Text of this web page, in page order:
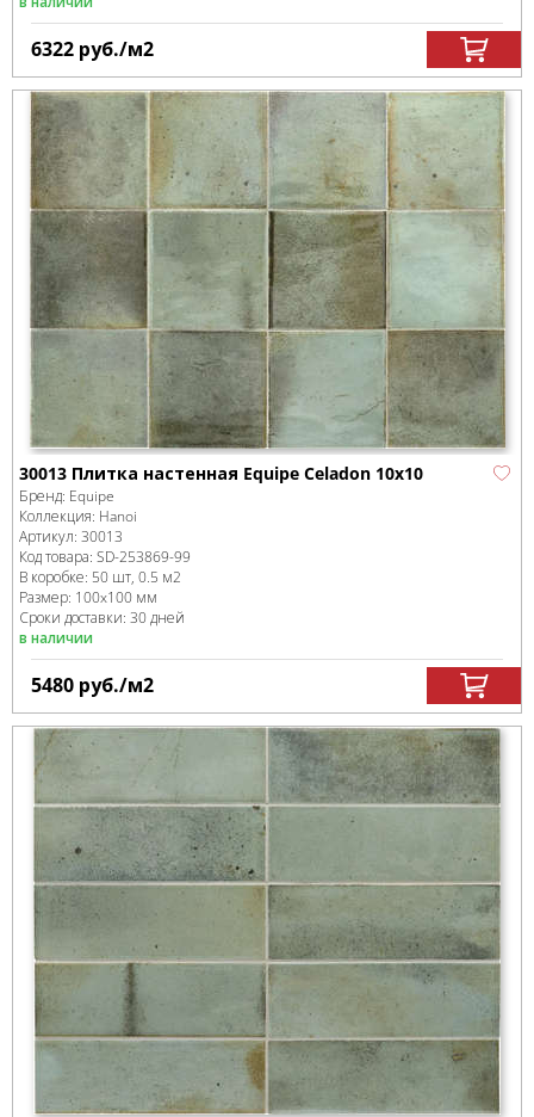
6322 руб./м2
30013 Плитка настенная Equipe Celadon 10х10
Бренд: Equipe
Коллекция: Hanoi
Артикул: 30013
Код товара: SD-253869-99
В коробке: 50 шт, 0.5 м2
Размер: 100x100 мм
Сроки доставки: 30 дней
в наличии
5480 руб./м2